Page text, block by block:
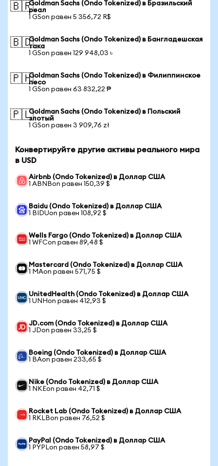
🇧🇷Goldman Sachs (Ondo Tokenized) в Бразильский
реал
1 GSon равен 5 356,72 R$
🇧🇩Goldman Sachs (Ondo Tokenized) в Бангладешская
така
1 GSon равен 129 948,03 ৳
🇵🇭Goldman Sachs (Ondo Tokenized) в Филиппинское
песо
1 GSon равен 63 832,22 ₱
🇵🇱Goldman Sachs (Ondo Tokenized) в Польский
злотый
1 GSon равен 3 909,76 zł
Конвертируйте другие активы реального мира
в USD
Airbnb (Ondo Tokenized) в Доллар США
1 ABNBon равен 150,39 $
Baidu (Ondo Tokenized) в Доллар США
1 BIDUon равен 108,92 $
Wells Fargo (Ondo Tokenized) в Доллар США
1 WFCon равен 89,48 $
Mastercard (Ondo Tokenized) в Доллар США
1 MAon равен 571,75 $
UnitedHealth (Ondo Tokenized) в Доллар США
1 UNHon равен 412,93 $
JD.com (Ondo Tokenized) в Доллар США
1 JDon равен 33,25 $
Boeing (Ondo Tokenized) в Доллар США
1 BAon равен 233,65 $
Nike (Ondo Tokenized) в Доллар США
1 NKEon равен 42,71 $
Rocket Lab (Ondo Tokenized) в Доллар США
1 RKLBon равен 76,52 $
PayPal (Ondo Tokenized) в Доллар США
1 PYPLon равен 58,97 $